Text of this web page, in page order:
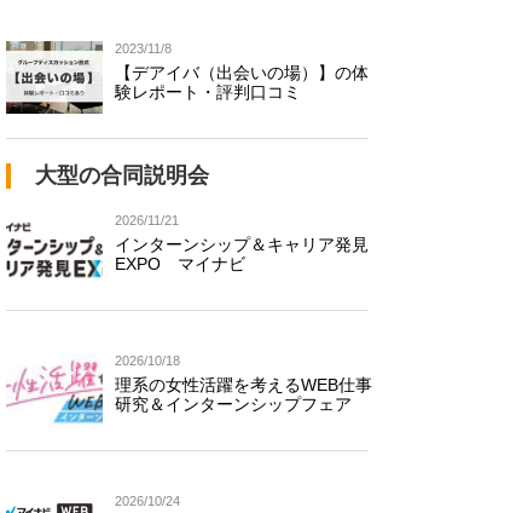
2023/11/8
【デアイバ（出会いの場）】の体
験レポート・評判口コミ
大型の合同説明会
2026/11/21
インターンシップ＆キャリア発見
EXPO マイナビ
2026/10/18
理系の女性活躍を考えるWEB仕事
研究＆インターンシップフェア
2026/10/24